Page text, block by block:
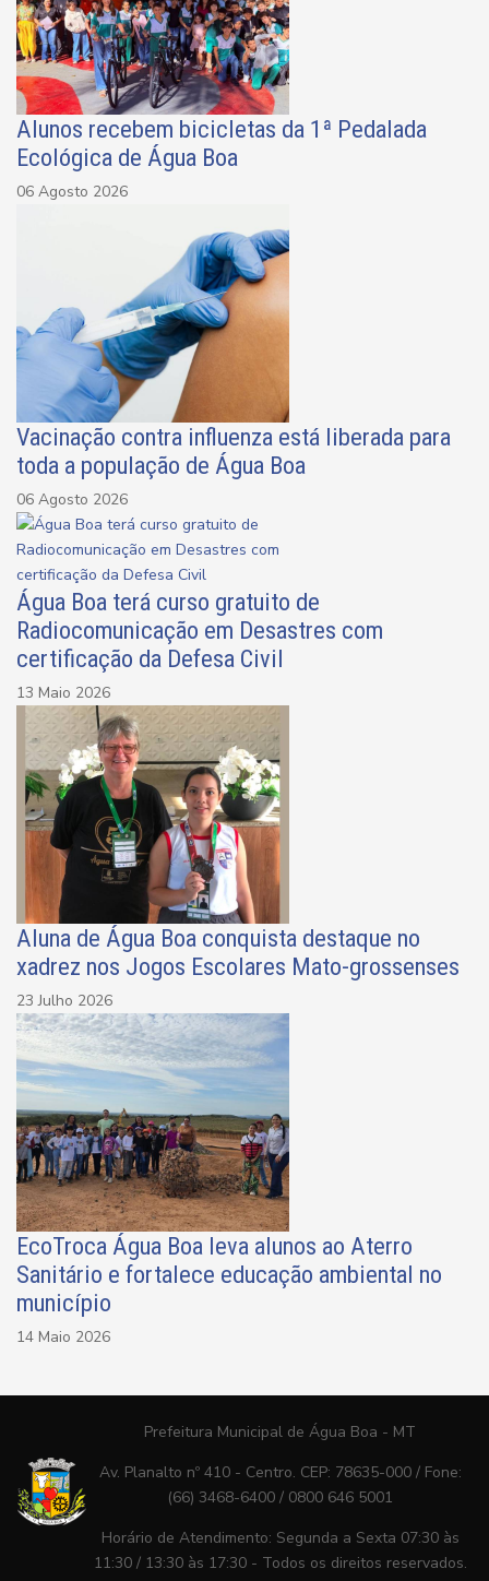
Alunos recebem bicicletas da 1ª Pedalada
Ecológica de Água Boa
06 Agosto 2026
Vacinação contra influenza está liberada para
toda a população de Água Boa
06 Agosto 2026
Água Boa terá curso gratuito de
Radiocomunicação em Desastres com
certificação da Defesa Civil
13 Maio 2026
Aluna de Água Boa conquista destaque no
xadrez nos Jogos Escolares Mato-grossenses
23 Julho 2026
EcoTroca Água Boa leva alunos ao Aterro
Sanitário e fortalece educação ambiental no
município
14 Maio 2026
Prefeitura Municipal de Água Boa - MT
Av. Planalto nº 410 - Centro. CEP: 78635-000 / Fone:
(66) 3468-6400 / 0800 646 5001
Horário de Atendimento: Segunda a Sexta 07:30 às
11:30 / 13:30 às 17:30 - Todos os direitos reservados.